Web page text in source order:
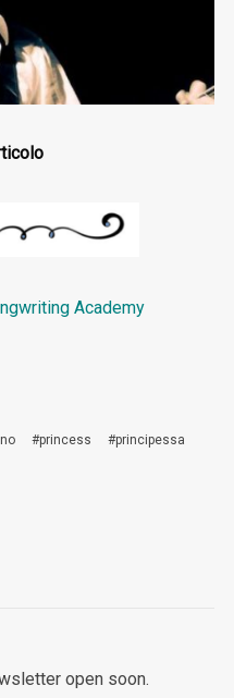
Academy
#princess #principessa
open soon.